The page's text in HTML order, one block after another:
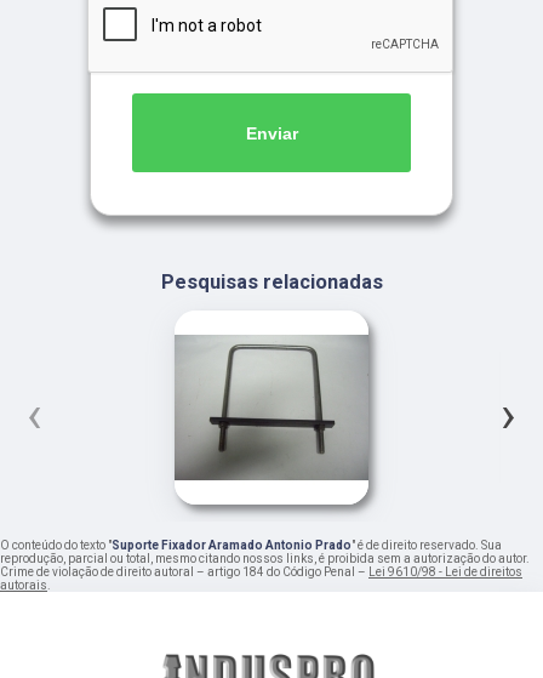
Enviar
Pesquisas relacionadas
‹ ›
O conteúdo do texto "Suporte Fixador Aramado Antonio Prado" é de direito reservado. Sua
reprodução, parcial ou total, mesmo citando nossos links, é proibida sem a autorização do autor.
Crime de violação de direito autoral – artigo 184 do Código Penal – Lei 9610/98 - Lei de direitos
autorais.